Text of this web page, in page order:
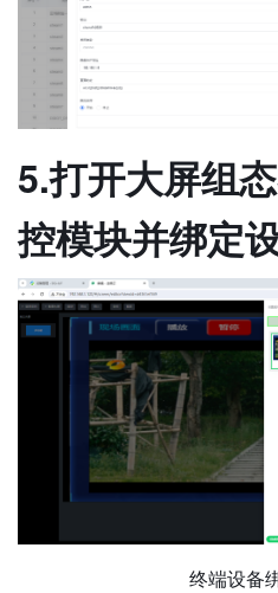
5.打开大屏组
控模块并绑定
终端设备